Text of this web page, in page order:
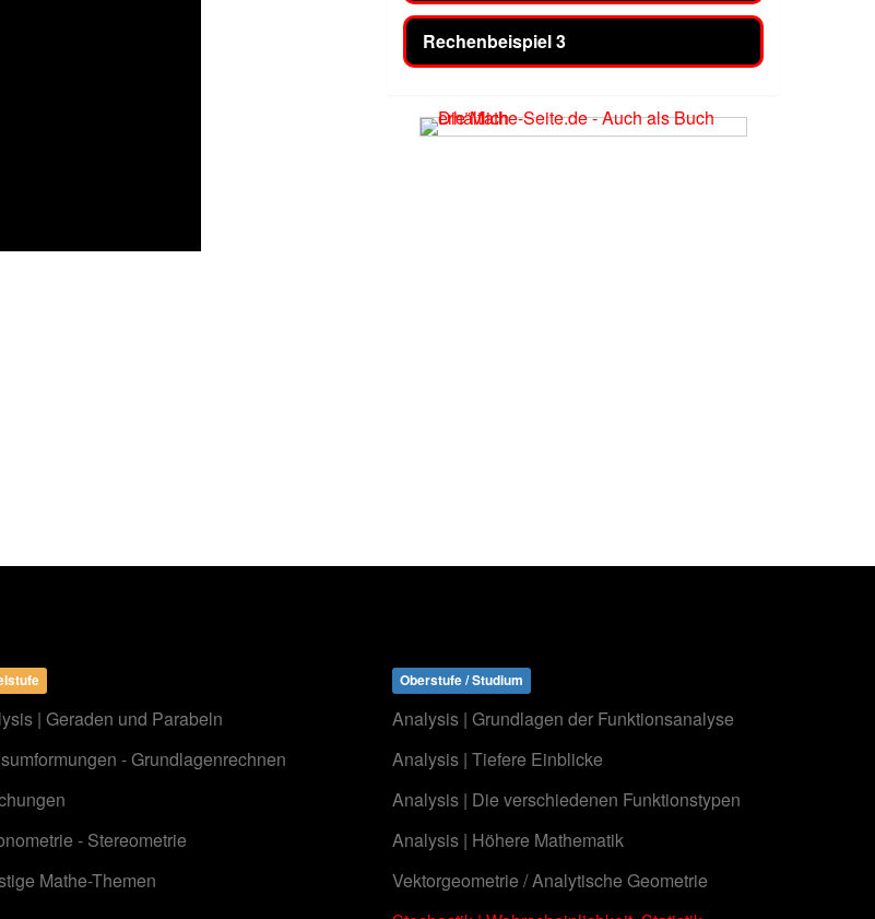
Rechenbeispiel 3
| Geraden und Parabeln
- Grundlagenrechnen
- Stereometrie
Mathe-Themen
Oberstufe / Studium
Analysis | Grundlagen der Funktionsanalyse
Analysis | Tiefere Einblicke
Analysis | Die verschiedenen Funktionstypen
Analysis | Höhere Mathematik
Vektorgeometrie / Analytische Geometrie